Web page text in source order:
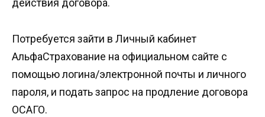
действия договора.
Потребуется зайти в Личный кабинет
АльфаСтрахование на официальном сайте с
помощью логина/электронной почты и личного
пароля, и подать запрос на продление договора
ОСАГО.